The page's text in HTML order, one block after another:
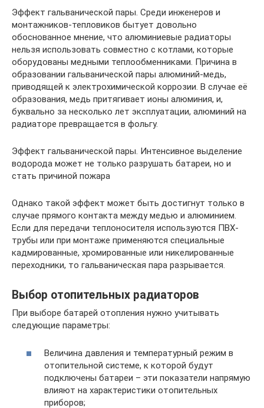
Эффект гальванической пары. Среди инженеров и
монтажников-тепловиков бытует довольно
обоснованное мнение, что алюминиевые радиаторы
нельзя использовать совместно с котлами, которые
оборудованы медными теплообменниками. Причина в
образовании гальванической пары алюминий-медь,
приводящей к электрохимической коррозии. В случае её
образования, медь притягивает ионы алюминия, и,
буквально за несколько лет эксплуатации, алюминий на
радиаторе превращается в фольгу.
Эффект гальванической пары. Интенсивное выделение
водорода может не только разрушать батареи, но и
стать причиной пожара
Однако такой эффект может быть достигнут только в
случае прямого контакта между медью и алюминием.
Если для передачи теплоносителя используются ПВХ-
трубы или при монтаже применяются специальные
кадмированные, хромированные или никелированные
переходники, то гальваническая пара разрывается.
Выбор отопительных радиаторов
При выборе батарей отопления нужно учитывать
следующие параметры:
Величина давления и температурный режим в
отопительной системе, к которой будут
подключены батареи – эти показатели напрямую
влияют на характеристики отопительных
приборов;